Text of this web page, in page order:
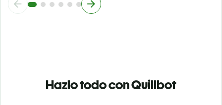
Hazlo todo con Quillbot